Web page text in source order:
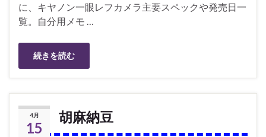
に、キヤノン一眼レフカメラ主要スペックや発売日一
覧。自分用メモ …
続きを読む
4月
15
胡麻納豆